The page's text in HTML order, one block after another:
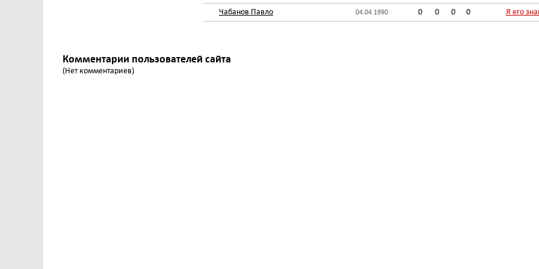
Чабанов Павло 04.04.1990 0 0 0 0 Я его
Комментарии пользователей сайта
(Нет комментариев)